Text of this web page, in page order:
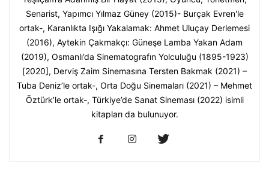
Senarist, Yapımcı Yılmaz Güney (2015)- Burçak Evren'le
ortak-, Karanlıkta Işığı Yakalamak: Ahmet Uluçay Derlemesi
(2016), Aytekin Çakmakçı: Güneşe Lamba Yakan Adam
(2019), Osmanlı’da Sinematografın Yolculuğu (1895-1923)
[2020], Derviş Zaim Sinemasına Tersten Bakmak (2021) –
Tuba Deniz’le ortak-, Orta Doğu Sinemaları (2021) – Mehmet
Öztürk’le ortak-, Türkiye’de Sanat Sineması (2022) isimli
kitapları da bulunuyor.